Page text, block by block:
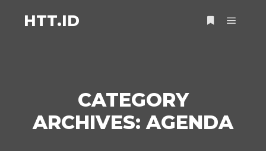
HTT.ID
CATEGORY
ARCHIVES:AGENDA